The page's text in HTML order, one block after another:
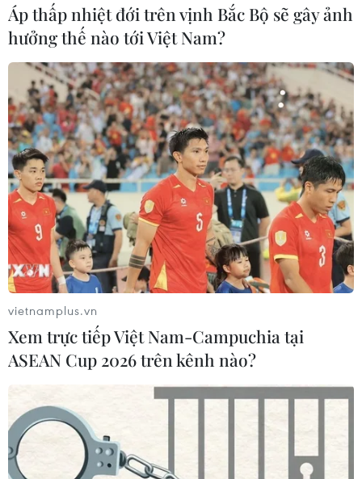
đồng/lít; xăng RON95-III giảm 538 đồng/lít; dầu diesel
0.05S giảm 1.092 đồng/lít.
Petrolimex công bố quỹ bình ổn giá xăng
dầu còn dư 1.910 tỷ đồng
Tập đoàn Xăng dầu Việt Nam cho biết, đến thời điểm
trước 0 giờ ngày 1/1/2019, Quỹ bình ổn giá xăng dầu
của tập đoàn ước còn 1.910 tỷ đồng, tăng 230 tỷ đồng
so với kỳ công bố ngày 21/12/2018.
Áp thấp nhiệt đới trên vịnh Bắc Bộ sẽ gây ảnh
hưởng thế nào tới Việt Nam?
vietnamplus.vn
Xem trực tiếp Việt Nam-Campuchia tại
ASEAN Cup 2026 trên kênh nào?